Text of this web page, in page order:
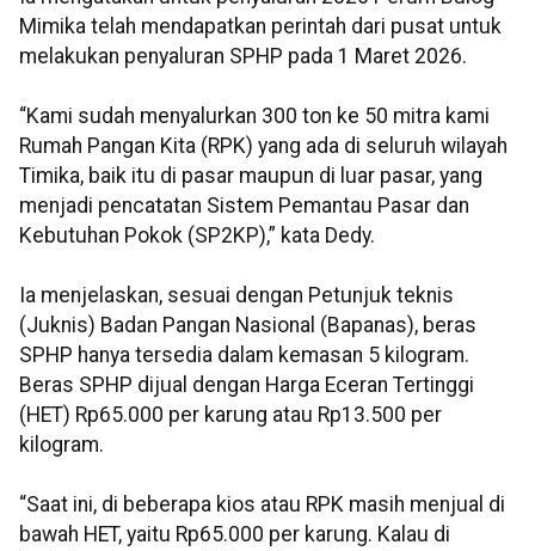
Mimika telah mendapatkan perintah dari pusat untuk
melakukan penyaluran SPHP pada 1 Maret 2026.
“Kami sudah menyalurkan 300 ton ke 50 mitra kami
Rumah Pangan Kita (RPK) yang ada di seluruh wilayah
Timika, baik itu di pasar maupun di luar pasar, yang
menjadi pencatatan Sistem Pemantau Pasar dan
Kebutuhan Pokok (SP2KP),” kata Dedy.
Ia menjelaskan, sesuai dengan Petunjuk teknis
(Juknis) Badan Pangan Nasional (Bapanas), beras
SPHP hanya tersedia dalam kemasan 5 kilogram.
Beras SPHP dijual dengan Harga Eceran Tertinggi
(HET) Rp65.000 per karung atau Rp13.500 per
kilogram.
“Saat ini, di beberapa kios atau RPK masih menjual di
bawah HET, yaitu Rp65.000 per karung. Kalau di